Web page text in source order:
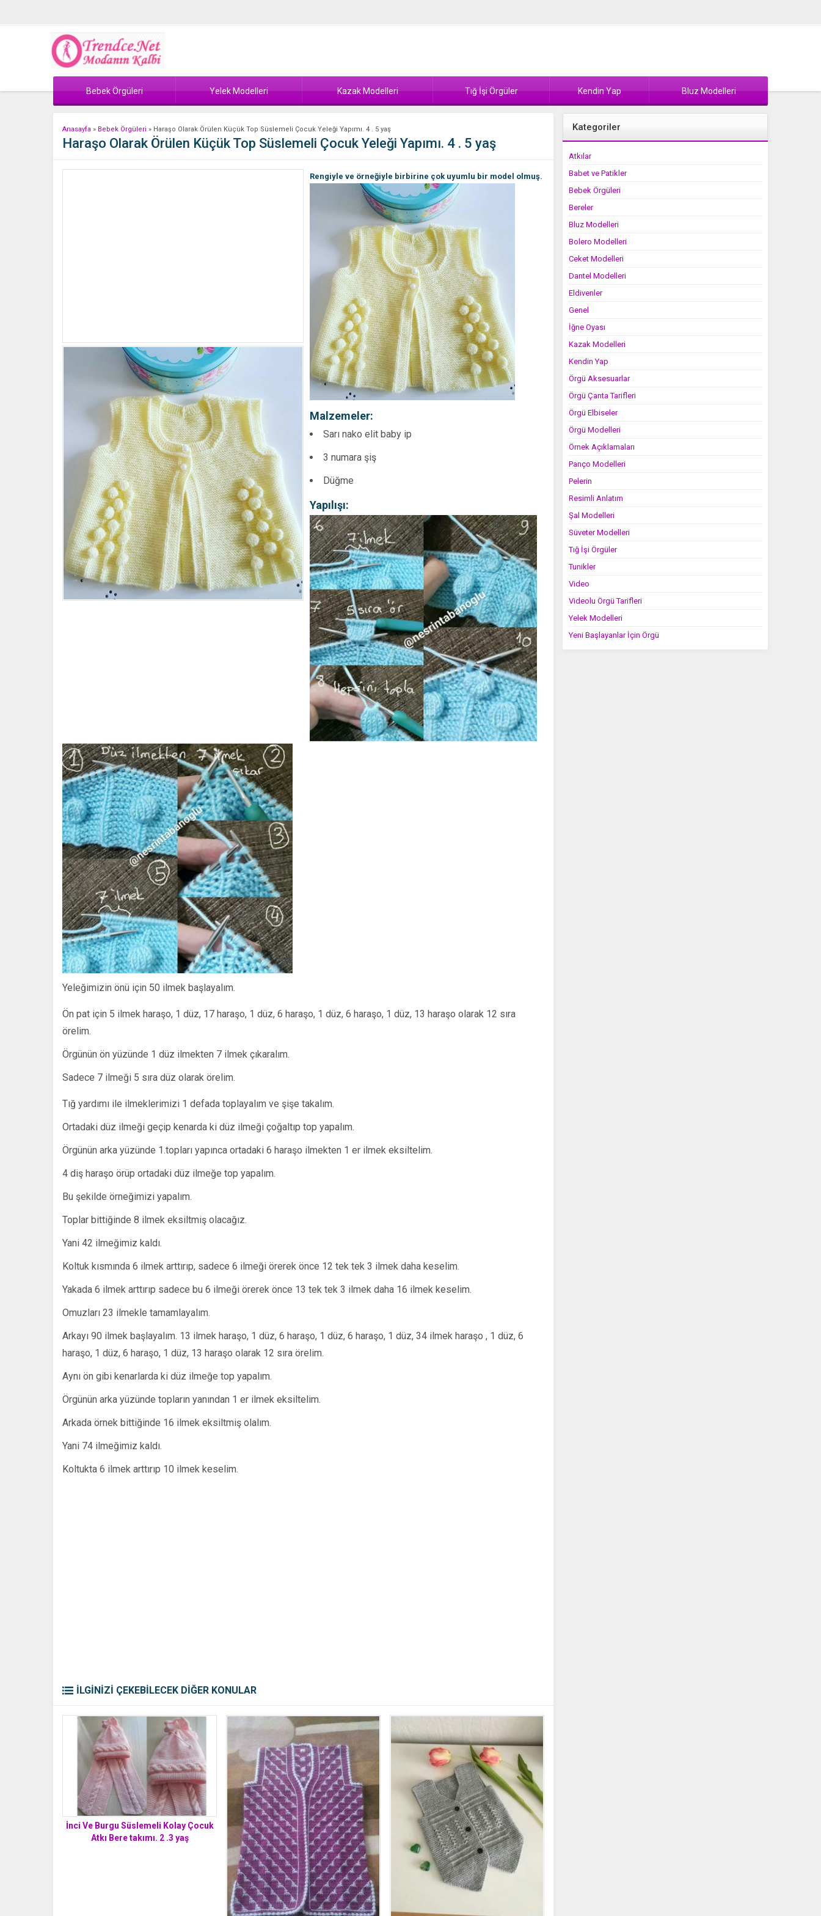
Bebek Örgüleri Yelek Modelleri Kazak Modelleri Tığ İşi Örgüler Kendin Yap Bluz Modelleri
Anasayfa » Bebek Örgüleri » Haraşo Olarak Örülen Küçük Top Süslemeli Çocuk Yeleği Yapımı. 4 . 5 yaş
Haraşo Olarak Örülen Küçük Top Süslemeli Çocuk Yeleği Yapımı. 4 . 5 yaş
Rengiyle ve örneğiyle birbirine çok uyumlu bir model olmuş.
Malzemeler:
Sarı nako elit baby ip
3 numara şiş
Düğme
Yapılışı:
Yeleğimizin önü için 50 ilmek başlayalım.
Ön pat için 5 ilmek haraşo, 1 düz, 17 haraşo, 1 düz, 6 haraşo, 1 düz, 6 haraşo, 1 düz, 13 haraşo olarak 12 sıra
örelim.
Örgünün ön yüzünde 1 düz ilmekten 7 ilmek çıkaralım.
Sadece 7 ilmeği 5 sıra düz olarak örelim.
Tığ yardımı ile ilmeklerimizi 1 defada toplayalım ve şişe takalım.
Ortadaki düz ilmeği geçip kenarda ki düz ilmeği çoğaltıp top yapalım.
Örgünün arka yüzünde 1.topları yapınca ortadaki 6 haraşo ilmekten 1 er ilmek eksiltelim.
4 diş haraşo örüp ortadaki düz ilmeğe top yapalım.
Bu şekilde örneğimizi yapalım.
Toplar bittiğinde 8 ilmek eksiltmiş olacağız.
Yani 42 ilmeğimiz kaldı.
Koltuk kısmında 6 ilmek arttırıp, sadece 6 ilmeği örerek önce 12 tek tek 3 ilmek daha keselim.
Yakada 6 ilmek arttırıp sadece bu 6 ilmeği örerek önce 13 tek tek 3 ilmek daha 16 ilmek keselim.
Omuzları 23 ilmekle tamamlayalım.
Arkayı 90 ilmek başlayalım. 13 ilmek haraşo, 1 düz, 6 haraşo, 1 düz, 6 haraşo, 1 düz, 34 ilmek haraşo , 1 düz, 6
haraşo, 1 düz, 6 haraşo, 1 düz, 13 haraşo olarak 12 sıra örelim.
Aynı ön gibi kenarlarda ki düz ilmeğe top yapalım.
Örgünün arka yüzünde topların yanından 1 er ilmek eksiltelim.
Arkada örnek bittiğinde 16 ilmek eksiltmiş olalım.
Yani 74 ilmeğimiz kaldı.
Koltukta 6 ilmek arttırıp 10 ilmek keselim.
İLGİNİZİ ÇEKEBİLECEK DİĞER KONULAR
İnci Ve Burgu Süslemeli Kolay Çocuk
Atkı Bere takımı. 2 .3 yaş
Kategoriler
Atkılar
Babet ve Patikler
Bebek Örgüleri
Bereler
Bluz Modelleri
Bolero Modelleri
Ceket Modelleri
Dantel Modelleri
Eldivenler
Genel
İğne Oyası
Kazak Modelleri
Kendin Yap
Örgü Aksesuarlar
Örgü Çanta Tarifleri
Örgü Elbiseler
Örgü Modelleri
Örnek Açıklamaları
Panço Modelleri
Pelerin
Resimli Anlatım
Şal Modelleri
Süveter Modelleri
Tığ İşi Örgüler
Tunikler
Video
Videolu Örgü Tarifleri
Yelek Modelleri
Yeni Başlayanlar İçin Örgü